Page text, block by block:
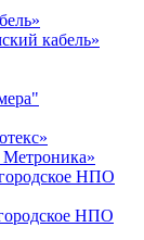
кабель»
НПО
НПО